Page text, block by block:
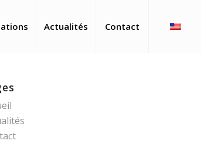
Actualités Contact